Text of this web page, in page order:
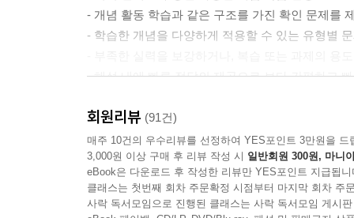
- 개념 활동 학습과 같은 구조를 가진 확인 문제를
- 학습한 개념을 다양하게 적용할 수 있는 유형별
- 해설 내에 빠른 정답의 제공으로 보다 간편하고
회원리뷰 (91건)
매주 10건의 우수리뷰를 선정하여 YES포인트 3만원을 드
3,000원 이상 구매 후 리뷰 작성 시 일반회원 300원, 마니
eBook은 다운로드 후 작성한 리뷰만 YES포인트 지급됩니
클래스는 첫번째 회차 주문확정 시점부터 마지막 회차 주
사락 독서모임으로 진행된 클래스는 사락 독서모임 게시